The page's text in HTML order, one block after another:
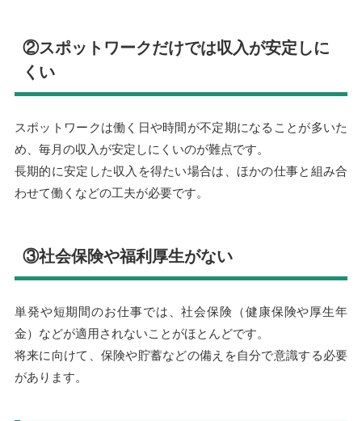
②スポットワークだけでは収入が安定しに
くい
スポットワークは働く日や時間が不定期になることが多いた
め、毎月の収入が安定しにくいのが難点です。
長期的に安定した収入を得たい場合は、ほかの仕事と組み合
わせて働くなどの工夫が必要です。
③社会保険や福利厚生がない
単発や短期間のお仕事では、社会保険（健康保険や厚生年
金）などが適用されないことがほとんどです。
将来に向けて、保険や貯蓄などの備えを自分で意識する必要
があります。